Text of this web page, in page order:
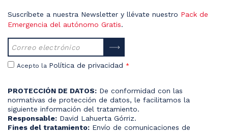
Suscríbete a nuestra Newsletter y llévate nuestro Pack de
Emergencia del autónomo Gratis.
Acepto la Política de privacidad *
PROTECCIÓN DE DATOS: De conformidad con las
normativas de protección de datos, le facilitamos la
siguiente información del tratamiento.
Responsable: David Lahuerta Górriz.
Fines del tratamiento: Envío de comunicaciones de